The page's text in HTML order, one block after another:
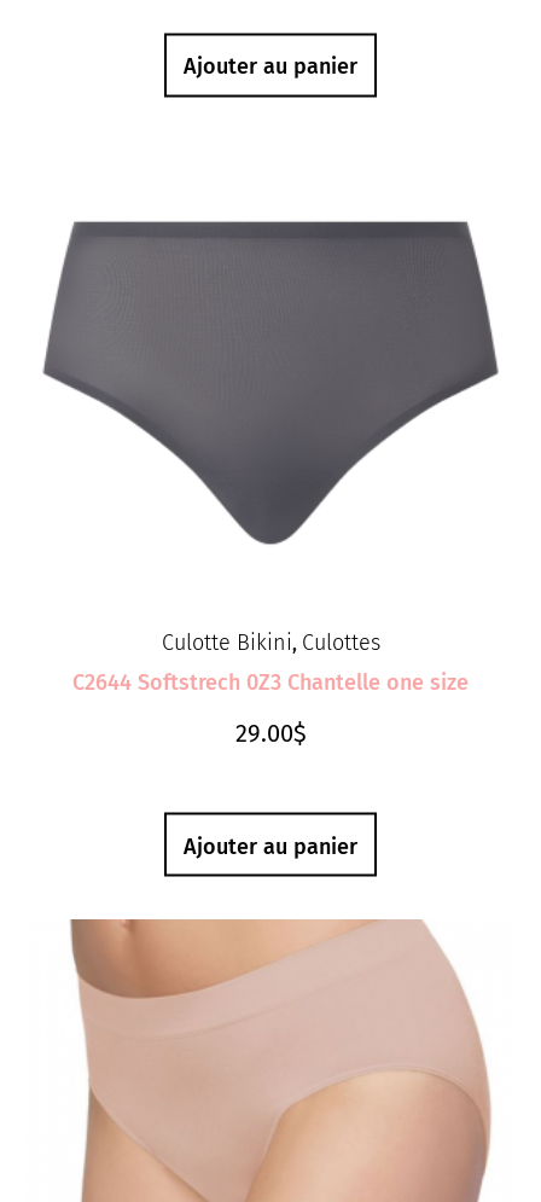
Ajouter au panier
Culotte Bikini, Culottes
C2644 Softstrech 0Z3 Chantelle one size
29.00$
Ajouter au panier